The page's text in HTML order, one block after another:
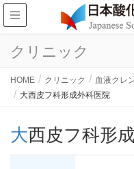
クリニック
HOME クリニック
血液クレ
大西皮フ科形成外科医院
大西皮フ科形